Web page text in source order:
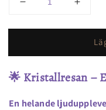
Minska
för
Audio-
528Hz
Öka
för
Audio-
528Hz
🌟 Kristallresan –
En helande